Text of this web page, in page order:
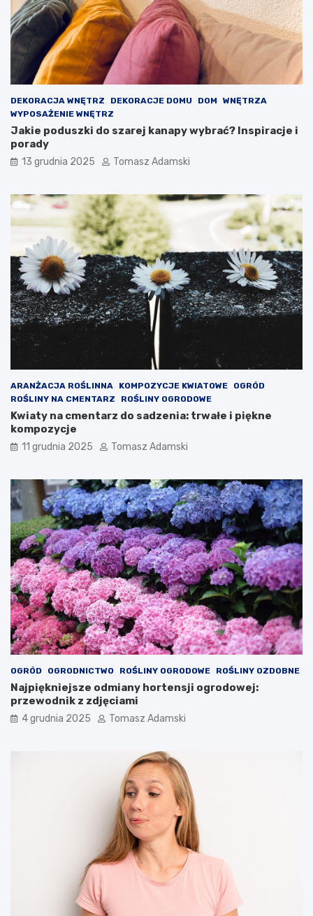
DEKORACJA WNĘTRZ DEKORACJE DOMU DOM
WNĘTRZA
WYPOSAŻENIE WNĘTRZ
Jakie poduszki do szarej kanapy wybrać? Inspiracje i
porady
13 grudnia 2025 Tomasz Adamski
ARANŻACJA ROŚLINNA KOMPOZYCJE KWIATOWE
OGRÓD
ROŚLINY NA CMENTARZ
ROŚLINY OGRODOWE
Kwiaty na cmentarz do sadzenia: trwałe i piękne
kompozycje
11 grudnia 2025 Tomasz Adamski
OGRÓD OGRODNICTWO ROŚLINY OGRODOWE ROŚLINY OZDOBNE
Najpiękniejsze odmiany hortensji ogrodowej:
przewodnik z zdjęciami
4 grudnia 2025 Tomasz Adamski